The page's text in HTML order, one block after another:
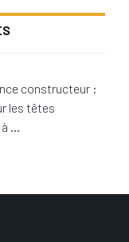
constructeur :
les têtes
à …